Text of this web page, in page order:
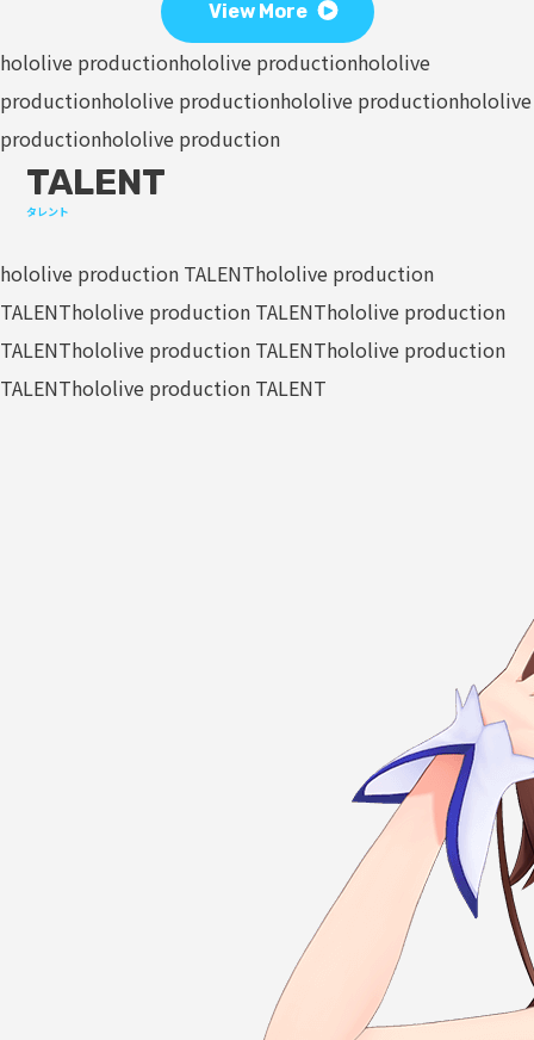
View More
hololive productionhololive productionhololive
productionhololive productionhololive productionhololive
productionhololive production
TALENT
タレント
hololive production TALENThololive production
TALENThololive production TALENThololive production
TALENThololive production TALENThololive production
TALENThololive production TALENT